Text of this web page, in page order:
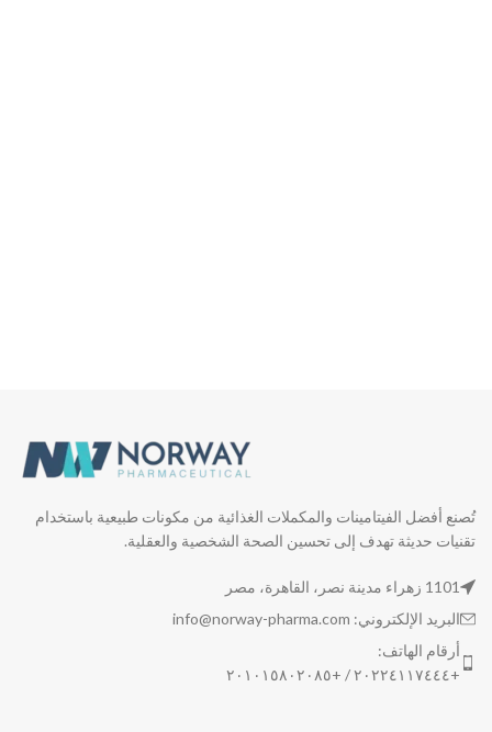
تُصنع أفضل الفيتامينات والمكملات الغذائية من مكونات طبيعية باستخدام
تقنيات حديثة تهدف إلى تحسين الصحة الشخصية والعقلية.
1101 زهراء مدينة نصر، القاهرة، مصر
البريد الإلكتروني: info@norway-pharma.com
أرقام الهاتف:
+٢٠٢٢٤١١٧٤٤٤ / +٢٠١٠١٥٨٠٢٠٨٥